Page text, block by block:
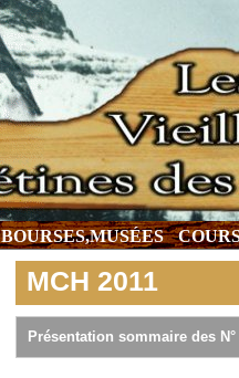
BOURSES,MUSÉES
MCH 2011
Présentation sommaire des